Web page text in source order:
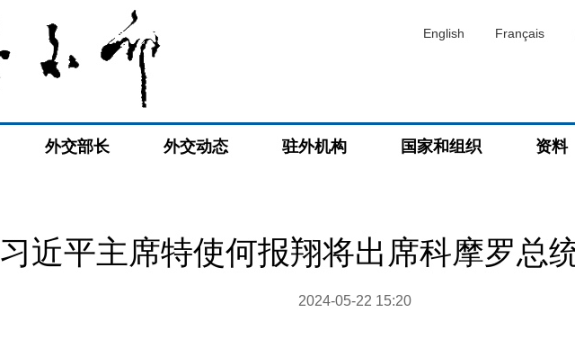
English Français
外交部长 外交动态 驻外机构 国家和组织 资料
习近平主席特使何报翔将出席科摩罗总
2024-05-22 15:20